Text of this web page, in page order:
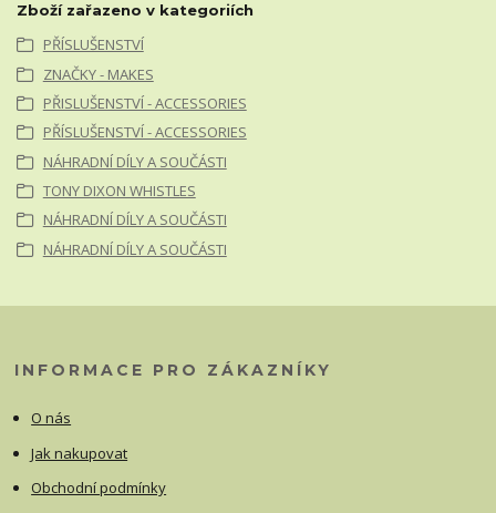
Zboží zařazeno v kategoriích
PŘÍSLUŠENSTVÍ
ZNAČKY - MAKES
PŘISLUŠENSTVÍ - ACCESSORIES
PŘÍSLUŠENSTVÍ - ACCESSORIES
NÁHRADNÍ DÍLY A SOUČÁSTI
TONY DIXON WHISTLES
NÁHRADNÍ DÍLY A SOUČÁSTI
NÁHRADNÍ DÍLY A SOUČÁSTI
INFORMACE PRO ZÁKAZNÍKY
O nás
Jak nakupovat
Obchodní podmínky